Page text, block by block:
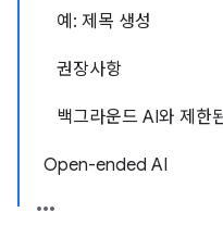
예: 제목 생성
권장사항
백그라운드 AI와 제한
Open-ended AI